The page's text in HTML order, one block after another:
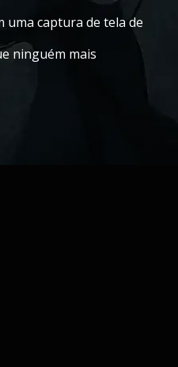
uma captura de tela de
ninguém mais